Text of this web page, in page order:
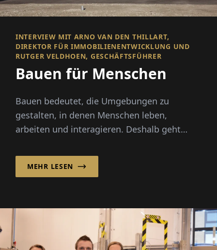
INTERVIEW MIT ARNO VAN DEN THILLART,
DIREKTOR FÜR IMMOBILIENENTWICKLUNG UND
RUTGER VELDHOEN, GESCHÄFTSFÜHRER
Bauen für Menschen
Bauen bedeutet, die Umgebungen zu
gestalten, in denen Menschen leben,
arbeiten und interagieren. Deshalb geht
MEHR LESEN